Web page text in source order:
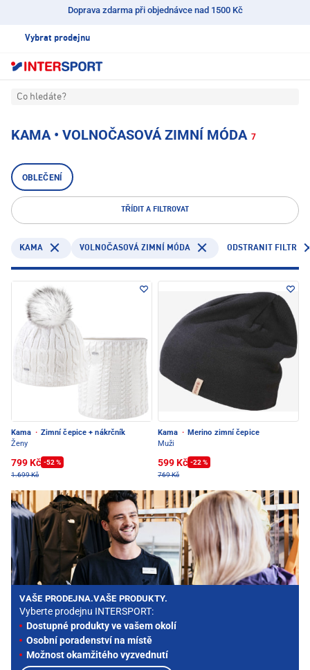
Doprava zdarma při objednávce nad 1500 Kč
Vybrat prodejnu
Co hledáte?
KAMA • VOLNOČASOVÁ ZIMNÍ MÓDA 7
OBLEČENÍ
TŘÍDIT A FILTROVAT
KAMA VOLNOČASOVÁ ZIMNÍ MÓDA ODSTRANIT FILTR
Kama · Zimní čepice + nákrčník
Ženy
799 Kč -52 %
1.699 Kč
Kama · Merino zimní čepice
Muži
599 Kč -22 %
769 Kč
VAŠE PRODEJNA.VAŠE PRODUKTY.
Vyberte prodejnu INTERSPORT:
Dostupné produkty ve vašem okolí
Osobní poradenství na místě
Možnost okamžitého vyzvednutí